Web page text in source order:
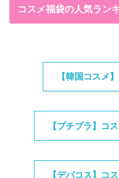
コスメ福袋の人気ラン
【韓国コスメ
【プチプラ】コ
【デパコス】コ